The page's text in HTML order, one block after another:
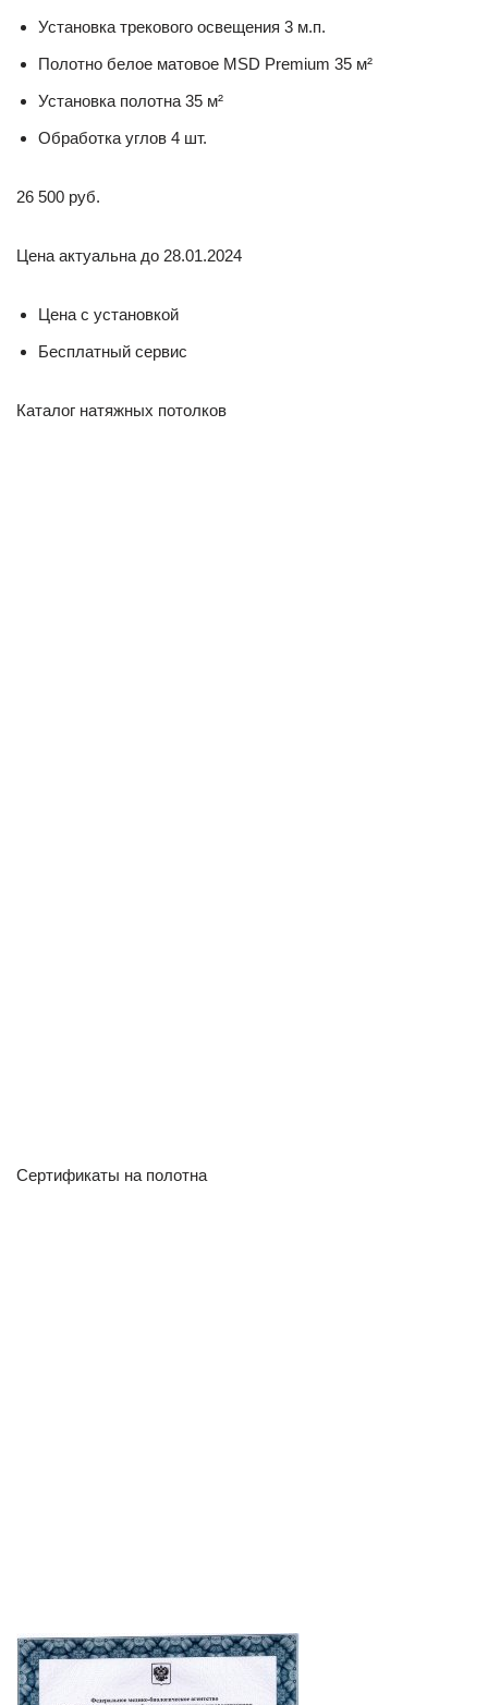
Установка трекового освещения 3 м.п.
Полотно белое матовое MSD Premium 35 м²
Установка полотна 35 м²
Обработка углов 4 шт.
26 500 руб.
Цена актуальна до 28.01.2024
Цена с установкой
Бесплатный сервис
Каталог натяжных потолков
Сертификаты на полотна